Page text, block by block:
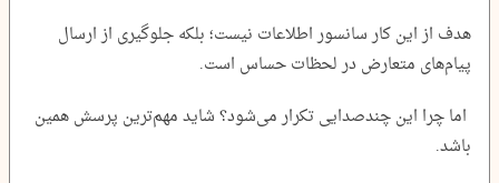
هدف از این کار سانسور اطلاعات نیست؛ بلکه جلوگیری از ارسال
پیام‌های متعارض در لحظات حساس است.
اما چرا این چندصدایی تکرار می‌شود؟ شاید مهم‌ترین پرسش همین
باشد.